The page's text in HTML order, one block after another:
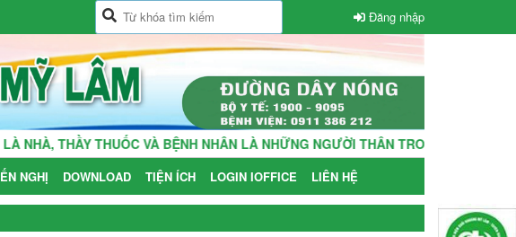
Đăng nhập
THẦY THUỐC VÀ BỆNH NHÂN LÀ NHỮNG NGƯỜI THÂN TRONG GIA ĐÌNH!
NGHỊ DOWNLOAD TIỆN ÍCH LOGIN IOFFICE LIÊN HỆ